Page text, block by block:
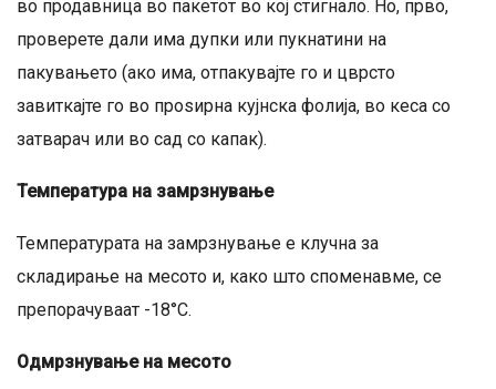
во продавница во пакетот во кој стигнало. Но, прво,
проверете дали има дупки или пукнатини на
пакувањето (ако има, отпакувајте го и цврсто
завиткајте го во проѕирна кујнска фолија, во кеса со
затварач или во сад со капак).
Температура на замрзнување
Температурата на замрзнување е клучна за
складирање на месото и, како што споменавме, се
препорачуваат -18°C.
Одмрзнување на месото